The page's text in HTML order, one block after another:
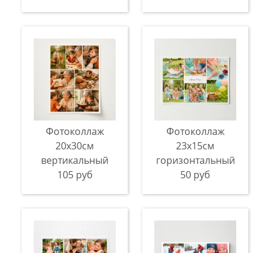
Фотоколлаж
20х30см
вертикальный
105 руб
Фотоколлаж
23х15см
горизонтальный
50 руб